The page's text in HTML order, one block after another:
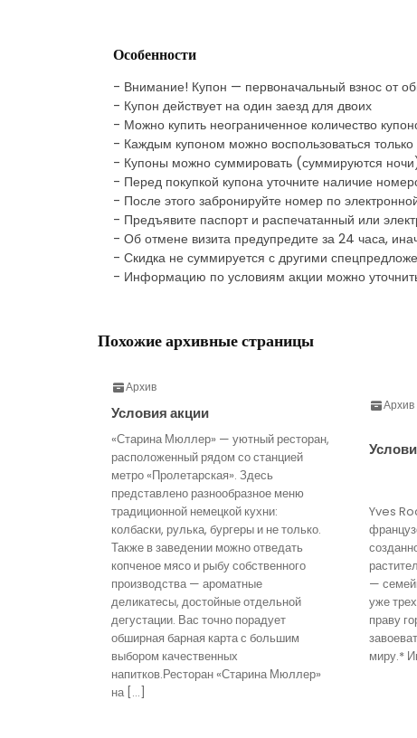
Особенности
- Внимание! Купон — первоначальный взнос от
- Купон действует на один заезд для двоих
- Можно купить неограниченное количество
- Каждым купоном можно воспользоваться только
- Купоны можно суммировать (суммируются
- Перед покупкой купона уточните наличие
- После этого забронируйте номер по
- Предъявите паспорт и распечатанный или
- Об отмене визита предупредите за 24 часа,
- Скидка не суммируется с другими
- Информацию по условиям акции можно
Похожие архивные страницы
Архив
Условия акции
«Старина Мюллер» — уютный ресторан,
расположенный рядом со станцией
метро «Пролетарская». Здесь
представлено разнообразное меню
традиционной немецкой кухни:
колбаски, рулька, бургеры и не только.
Также в заведении можно отведать
копченое мясо и рыбу собственного
производства — ароматные
деликатесы, достойные отдельной
дегустации. Вас точно порадует
обширная барная карта с большим
выбором качественных
напитков.Ресторан «Старина Мюллер»
на […]
Архив
Yves
—
уже
праву
миру.*